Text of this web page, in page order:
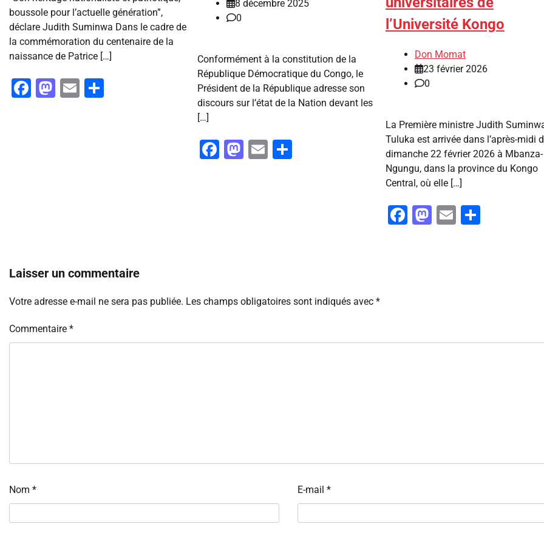
boussole pour l’actuelle génération”,
déclare Judith Suminwa Dans le cadre de
la commémoration du centenaire de la
naissance de Patrice […]
Facebook
Mastodon
Email
8 décembre 2025
0
Conformément à la constitution de la
République Démocratique du Congo, le
Président de la République adresse son
discours sur l’état de la Nation devant les
[…]
Facebook
Mastodon
EmailPartager
l’Université Kongo
Don Momat
23 février 2026
0
La Première ministre Judith
Tuluka est arrivée dans l’après-midi
dimanche 22 février 2026 à Mbanza-
Ngungu, dans la province du Kongo
Central, où elle […]
Facebook
Mastodon
EmailPartager
Laisser un commentaire
Votre adresse e-mail ne sera pas publiée. Les champs obligatoires sont indiqués avec *
Commentaire *
Nom * E-mail *